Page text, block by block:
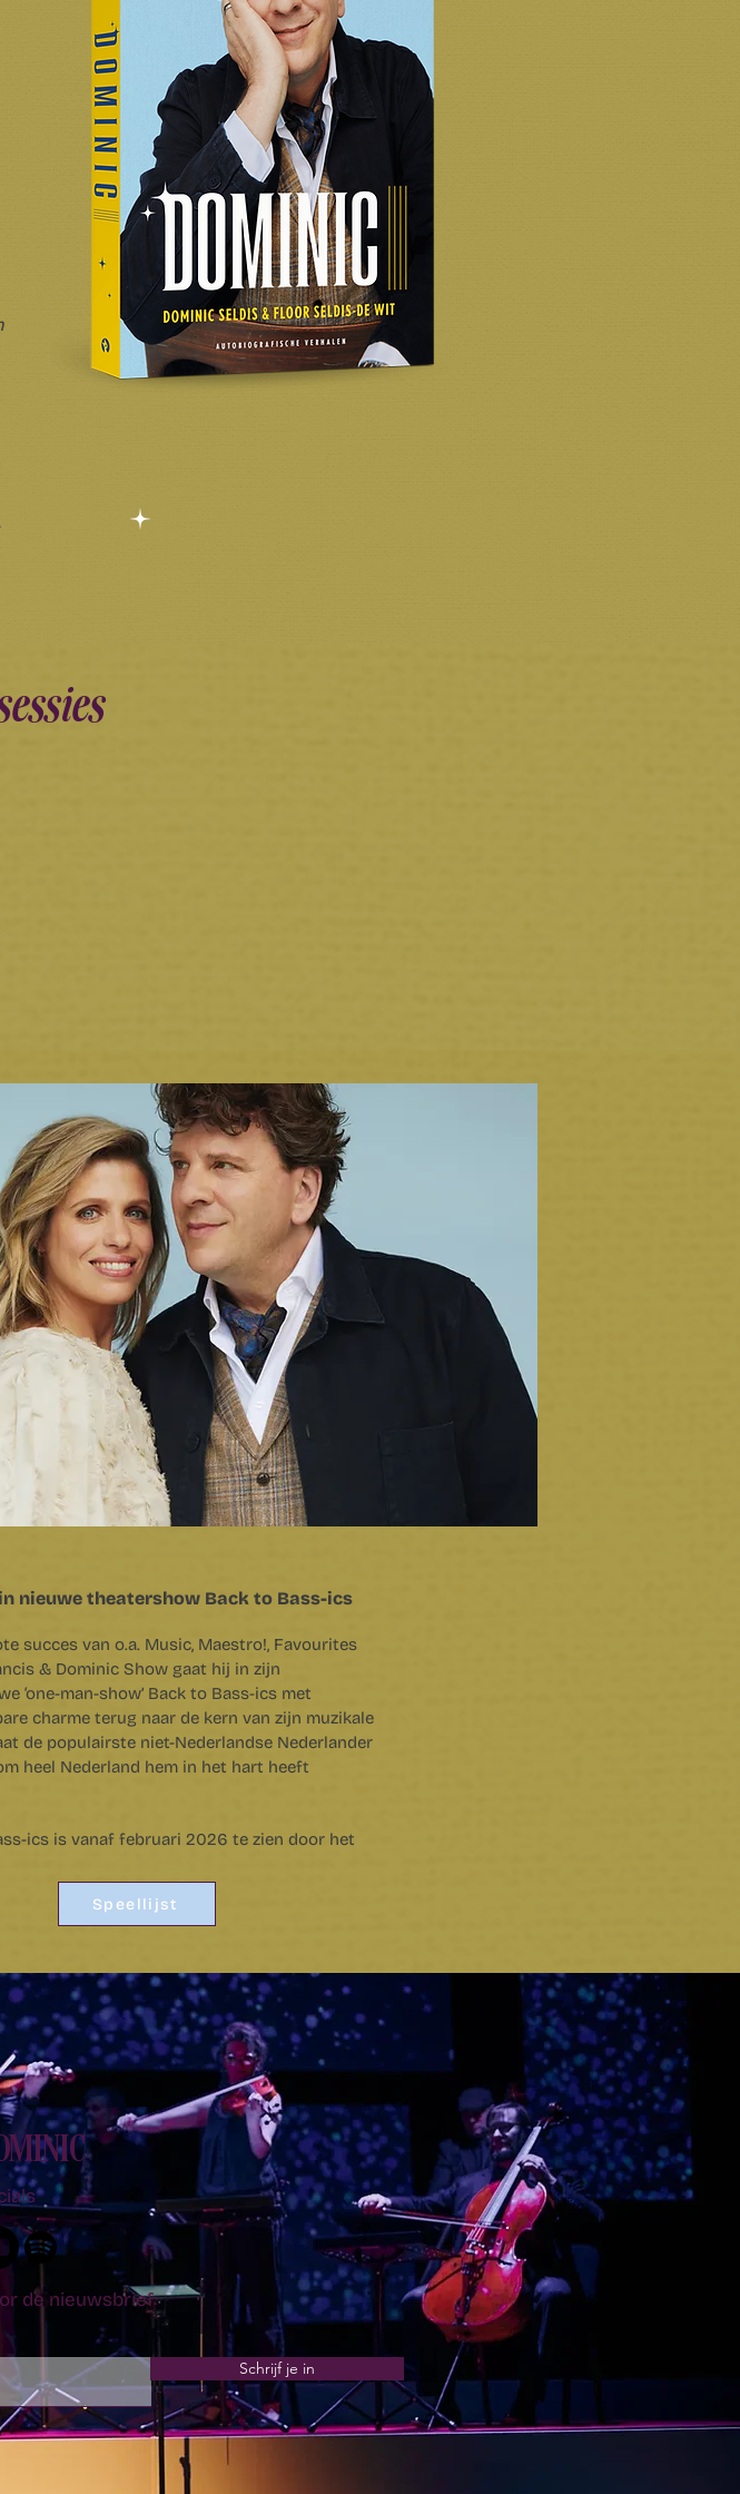
nieuwe theatershow Back to Bass-ics
succes van o.a. Music, Maestro!, Favourites
& Dominic Show gaat hij in zijn
‘one-man-show’ Back to Bass-ics met
charme terug naar de kern van zijn muzikale
de populairste niet-Nederlandse Nederlander
heel Nederland hem in het hart heeft
ics is vanaf februari 2026 te zien door het
Speellijst
de nieuwsbrief:
Schrijf je in